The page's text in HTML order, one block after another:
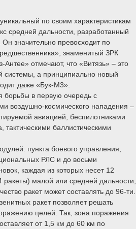
по своим характеристикам
средней дальности, разработанный
значительно превосходит по
знаменитый ЗРК
отмечают, что «Витязь» – это
системы, а принципиально новый
даже «Бук-М3».
борьбы в первую очередь с
воздушно-космического нападения –
авиацией, беспилотниками
тактическими баллистическими
пункта боевого управления,
РЛС и до восьми
каждая из которых несет 12
ракеты) малой или средней дальности;
ракет может составлять до 96-ти.
ракет позволяет решать
целей. Так, зона поражения
от 1,5 км до 60 км по